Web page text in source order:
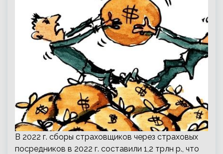
В 2022 г. сборы страховщиков через страховых
посредников в 2022 г. составили 1,2 трлн р., что